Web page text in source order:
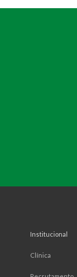
Institucional
Clínica